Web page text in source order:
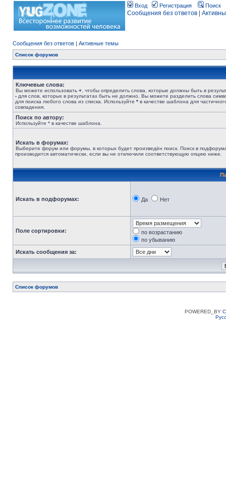
Вход Регистрация Поиск
Сообщения без ответов
Сообщения без ответов | Активные темы
Список форумов
Ключевые слова:
Вы можете использовать + , чтобы определить слова, которые должны быть в
- для слов, которых в результатах быть не должно. Вы можете разделить слова
для поиска любого слова из списка. Используйте * в качестве шаблона для
совпадения.
Поиск по автору:
Используйте * в качестве шаблона.
Искать в форумах:
Выберите форум или форумы, в которых будет произведён поиск. Поиск в
производится автоматически, если вы не отключили соответствующую опцию ниже.
Искать в подфорумах: Да Нет
Поле сортировки:
по возрастанию
по убыванию
Искать сообщения за:
Список форумов
POWERED_BY